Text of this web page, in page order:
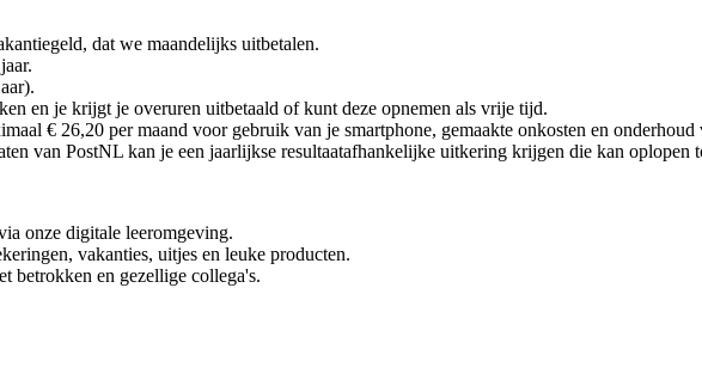
dat we maandelijks uitbetalen.
en je krijgt je overuren uitbetaald of kunt deze opnemen als vrije tijd.
€ 26,20 per maand voor gebruik van je smartphone, gemaakte onkosten en
van PostNL kan je een jaarlijkse resultaatafhankelijke uitkering krijgen die kan oplopen
onze digitale leeromgeving.
vakanties, uitjes en leuke producten.
betrokken en gezellige collega's.